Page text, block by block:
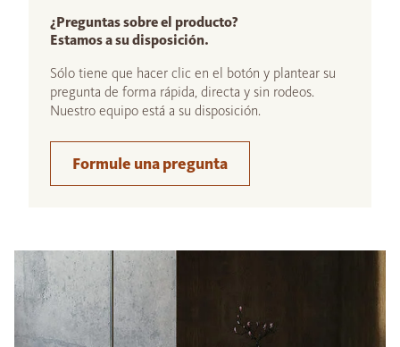
¿Preguntas sobre el producto?
Estamos a su disposición.
Sólo tiene que hacer clic en el botón y plantear su
pregunta de forma rápida, directa y sin rodeos.
Nuestro equipo está a su disposición.
Formule una pregunta